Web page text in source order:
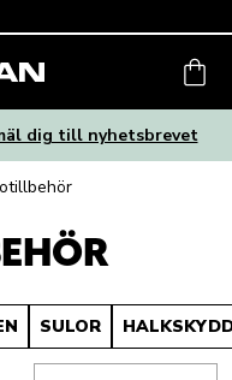
dig till nyhetsbrevet
SULOR